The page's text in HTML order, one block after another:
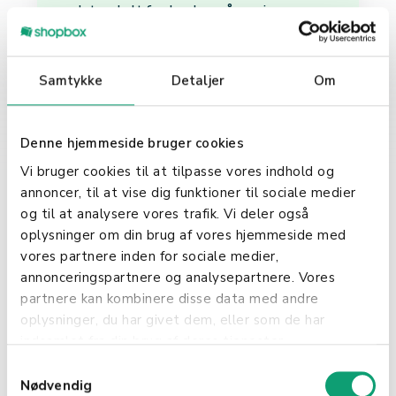
Samtykke Detaljer Om
Denne hjemmeside bruger cookies
Vi bruger cookies til at tilpasse vores indhold og
annoncer, til at vise dig funktioner til sociale medier
og til at analysere vores trafik. Vi deler også
oplysninger om din brug af vores hjemmeside med
vores partnere inden for sociale medier,
annonceringspartnere og analysepartnere. Vores
partnere kan kombinere disse data med andre
oplysninger, du har givet dem, eller som de har
Nødvendig
det enkelt for brukere å navigere og
utføre ønskede handlinger på en
nettside eller i en applikasjon.
Forbedre
Ved å fokusere på brukeropplevelse,
sikrer front-end utvikling at
nettstedet eller applikasjonen ikke
bare ser bra ut, men også fungerer
smidig. Dette innebærer å sørge for
rask lastetid, responsivt design og
interaktive elementer som forbedrer
brukerengasjementet.
end systemer